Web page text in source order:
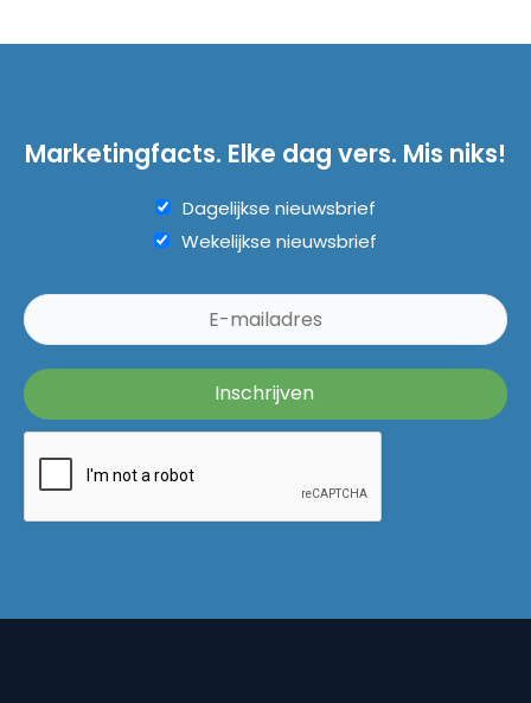
Marketingfacts. Elke dag vers. Mis niks!
Dagelijkse nieuwsbrief
Wekelijkse nieuwsbrief